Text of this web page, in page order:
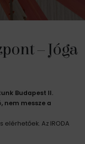
– Jóga
Budapest II.
nem messze a
elérhetőek. Az IRODA